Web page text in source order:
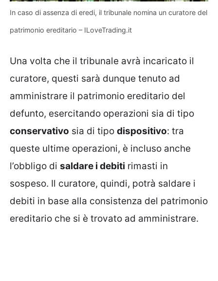
In caso di assenza di eredi, il tribunale nomina un curatore del
patrimonio ereditario – ILoveTrading.it
Una volta che il tribunale avrà incaricato il
curatore, questi sarà dunque tenuto ad
amministrare il patrimonio ereditario del
defunto, esercitando operazioni sia di tipo
conservativo sia di tipo dispositivo: tra
queste ultime operazioni, è incluso anche
l’obbligo di saldare i debiti rimasti in
sospeso. Il curatore, quindi, potrà saldare i
debiti in base alla consistenza del patrimonio
ereditario che si è trovato ad amministrare.